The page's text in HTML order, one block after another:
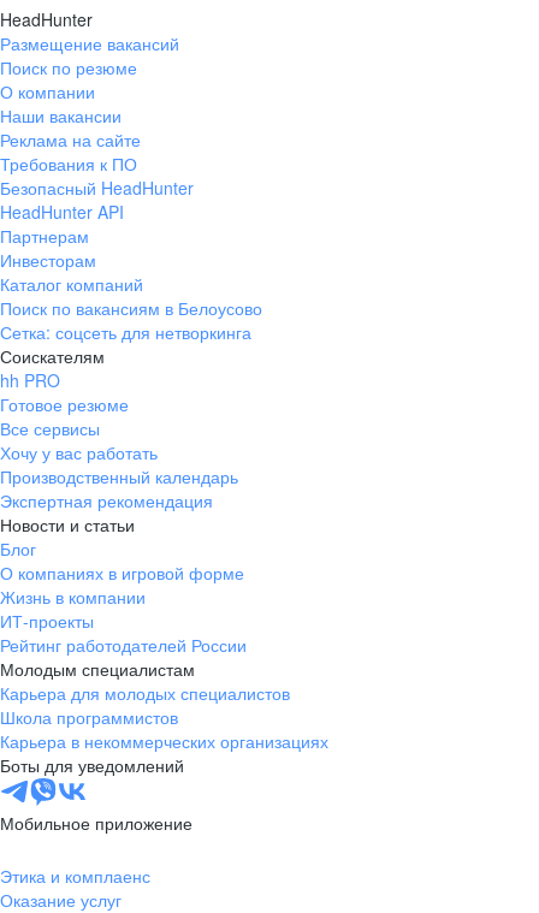
HeadHunter
Размещение вакансий
Поиск по резюме
О компании
Наши вакансии
Реклама на сайте
Требования к ПО
Безопасный HeadHunter
HeadHunter API
Партнерам
Инвесторам
Каталог компаний
Поиск по вакансиям в Белоусово
Сетка: соцсеть для нетворкинга
Соискателям
hh PRO
Готовое резюме
Все сервисы
Хочу у вас работать
Производственный календарь
Экспертная рекомендация
Новости и статьи
Блог
О компаниях в игровой форме
Жизнь в компании
ИТ-проекты
Рейтинг работодателей России
Молодым специалистам
Карьера для молодых специалистов
Школа программистов
Карьера в некоммерческих организациях
Боты для уведомлений
Мобильное приложение
Этика и комплаенс
Оказание услуг